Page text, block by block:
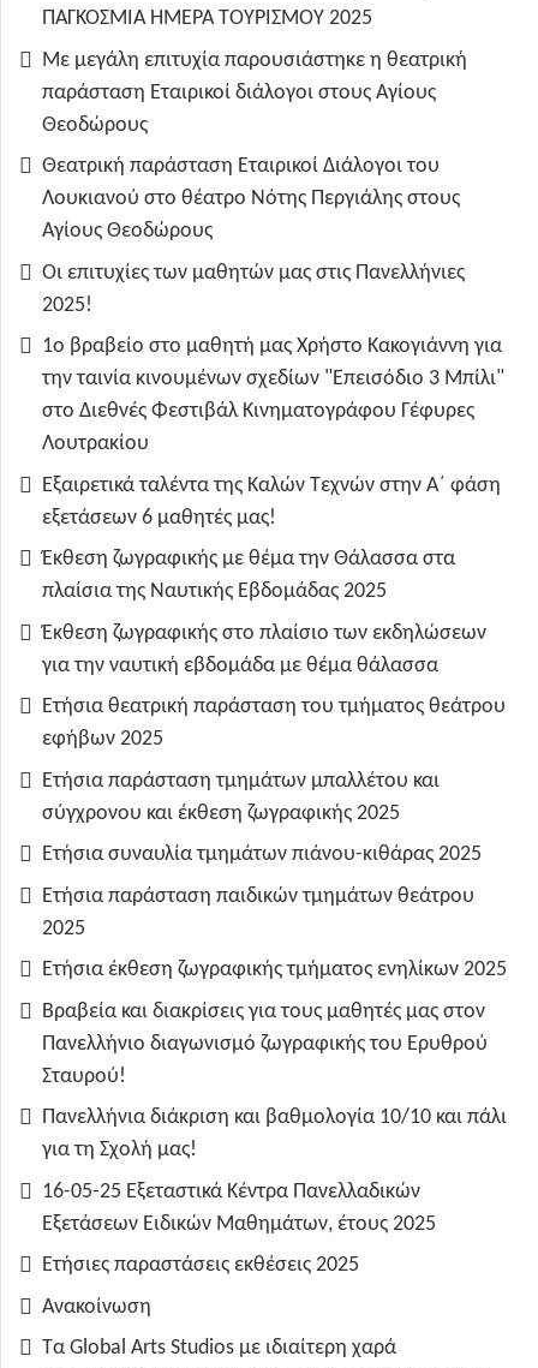
ΠΑΓΚΟΣΜΙΑ ΗΜΕΡΑ ΤΟΥΡΙΣΜΟΥ 2025
Με μεγάλη επιτυχία παρουσιάστηκε η θεατρική
παράσταση Εταιρικοί διάλογοι στους Αγίους
Θεοδώρους
Θεατρική παράσταση Εταιρικοί Διάλογοι του
Λουκιανού στο θέατρο Νότης Περγιάλης στους
Αγίους Θεοδώρους
Οι επιτυχίες των μαθητών μας στις Πανελλήνιες
2025!
1ο βραβείο στο μαθητή μας Χρήστο Κακογιάννη για
την ταινία κινουμένων σχεδίων "Επεισόδιο 3 Μπίλι"
στο Διεθνές Φεστιβάλ Κινηματογράφου Γέφυρες
Λουτρακίου
Εξαιρετικά ταλέντα της Καλών Τεχνών στην Α΄ φάση
εξετάσεων 6 μαθητές μας!
Έκθεση ζωγραφικής με θέμα την Θάλασσα στα
πλαίσια της Ναυτικής Εβδομάδας 2025
Έκθεση ζωγραφικής στο πλαίσιο των εκδηλώσεων
για την ναυτική εβδομάδα με θέμα θάλασσα
Ετήσια θεατρική παράσταση του τμήματος θεάτρου
εφήβων 2025
Ετήσια παράσταση τμημάτων μπαλλέτου και
σύγχρονου και έκθεση ζωγραφικής 2025
Ετήσια συναυλία τμημάτων πιάνου-κιθάρας 2025
Ετήσια παράσταση παιδικών τμημάτων θεάτρου
2025
Ετήσια έκθεση ζωγραφικής τμήματος ενηλίκων 2025
Βραβεία και διακρίσεις για τους μαθητές μας στον
Πανελλήνιο διαγωνισμό ζωγραφικής του Ερυθρού
Σταυρού!
Πανελλήνια διάκριση και βαθμολογία 10/10 και πάλι
για τη Σχολή μας!
16-05-25 Εξεταστικά Κέντρα Πανελλαδικών
Εξετάσεων Ειδικών Μαθημάτων, έτους 2025
Ετήσιες παραστάσεις εκθέσεις 2025
Ανακοίνωση
Τα Global Arts Studios με ιδιαίτερη χαρά